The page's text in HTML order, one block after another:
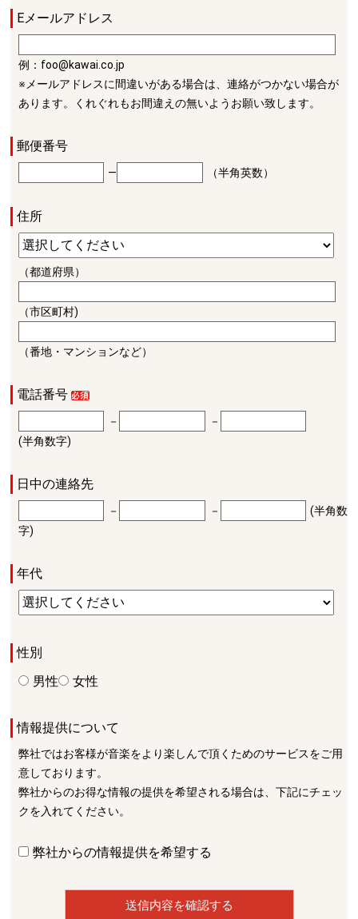
Eメールアドレス
例：foo@kawai.co.jp
※メールアドレスに間違いがある場合は、連絡がつかない場合が
あります。くれぐれもお間違えの無いようお願い致します。
郵便番号
― （半角英数）
住所
（都道府県）
（市区町村)
（番地・マンションなど）
電話番号
－
－
(半角数字)
日中の連絡先
－ －
(半角数
字)
年代
性別
男性
女性
情報提供について
弊社ではお客様が音楽をより楽しんで頂くためのサービスをご用
意しております。
弊社からのお得な情報の提供を希望される場合は、下記にチェッ
クを入れてください。
弊社からの情報提供を希望する